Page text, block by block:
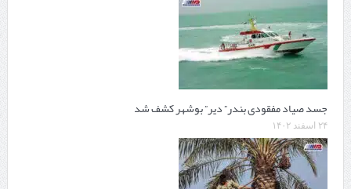
جسد صیاد مفقودی بندر” دیر” بوشهر کشف شد
۲۴ اسفند ۱۴۰۲